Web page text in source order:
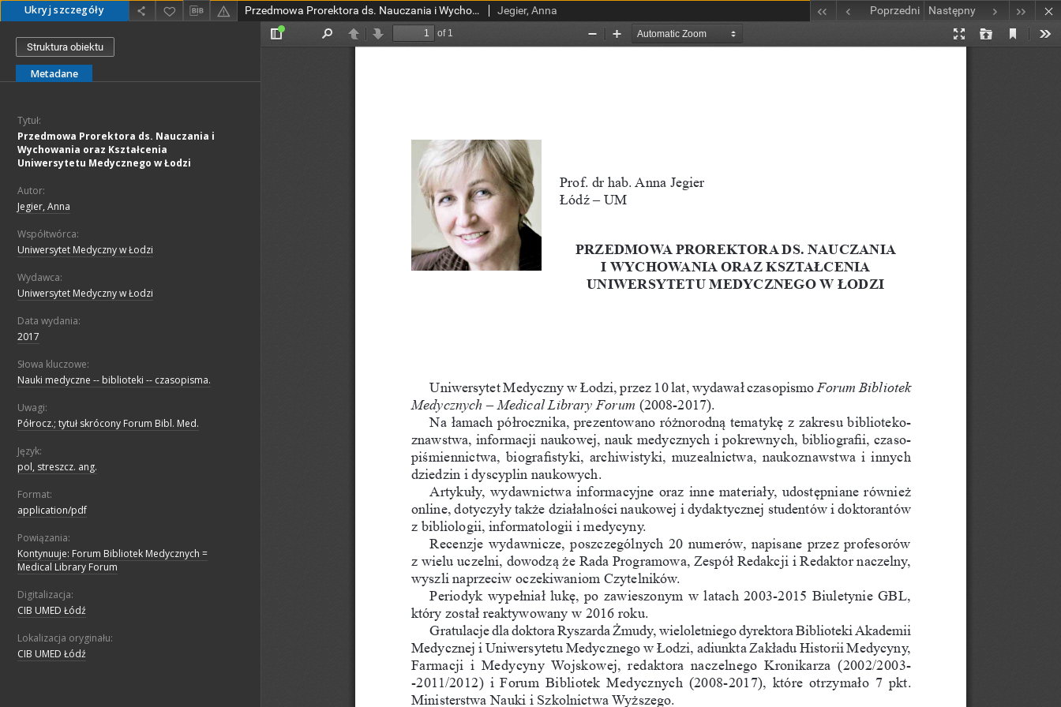
Ukryj szczegóły Przedmowa Prorektora ds. Nauczania i Wychowania oraz Kształcenia Uniwersytetu Medycznego w Łodzi Jegier, Anna Poprzedni Następny
Struktura obiektu
Metadane
Tytuł:
Przedmowa Prorektora ds. Nauczania i
Wychowania oraz Kształcenia
Uniwersytetu Medycznego w Łodzi
Autor:
Jegier, Anna
Współtwórca:
Uniwersytet Medyczny w Łodzi
Wydawca:
Uniwersytet Medyczny w Łodzi
Data wydania:
2017
Słowa kluczowe:
Nauki medyczne -- biblioteki -- czasopisma.
Uwagi:
Półrocz.; tytuł skrócony Forum Bibl. Med.
Język:
pol, streszcz. ang.
Format:
application/pdf
Powiązania:
Kontynuuje: Forum Bibliotek Medycznych =
Medical Library Forum
Digitalizacja:
CIB UMED Łódź
Lokalizacja oryginału:
CIB UMED Łódź